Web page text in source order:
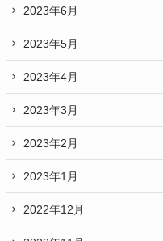
2023年6月
2023年5月
2023年4月
2023年3月
2023年2月
2023年1月
2022年12月